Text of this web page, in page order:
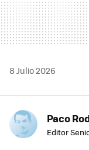
8 Julio 2026
Paco
Editor